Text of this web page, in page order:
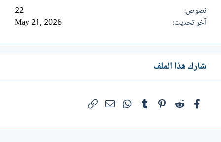
نصوص
22
آخر تحديث
May 21, 2026
شارك هذا الملف
فيسبوكReddit
Pinterest
Tumblr
WhatsAppالبريد الإلكتروني